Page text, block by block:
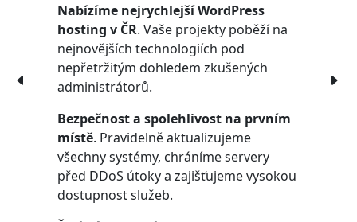
Nabízíme nejrychlejší WordPress
hosting v ČR. Vaše projekty poběží na
nejnovějších technologiích pod
nepřetržitým dohledem zkušených
administrátorů.
Bezpečnost a spolehlivost na prvním
místě. Pravidelně aktualizujeme
všechny systémy, chráníme servery
před DDoS útoky a zajišťujeme vysokou
dostupnost služeb.